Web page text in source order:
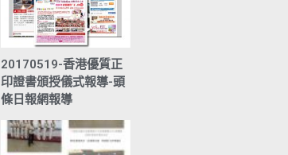
20170519-香港優質正
印證書頒授儀式報導-頭
條日報網報導